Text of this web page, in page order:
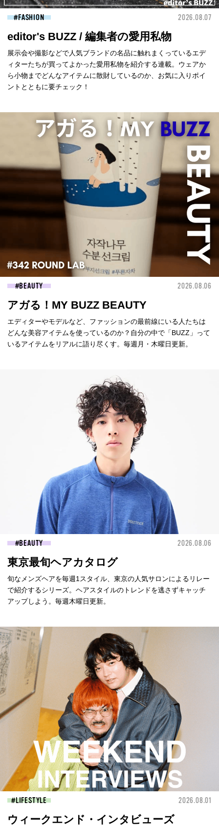
FASHION 2026.08.07
editor's BUZZ / 編集者の愛用私物
展示会や撮影などで人気ブランドの名品に触れまくっているエデ
ィターたちが買ってよかった愛用私物を紹介する連載。ウェアか
ら小物までどんなアイテムに散財しているのか、お気に入りポイ
ントとともに要チェック！
BEAUTY 2026.08.06
アガる！MY BUZZ BEAUTY
エディターやモデルなど、ファッションの最前線にいる人たちは
どんな美容アイテムを使っているのか？自分の中で「BUZZ」って
いるアイテムをリアルに語り尽くす。毎週月・木曜日更新。
BEAUTY 2026.08.06
東京最旬ヘアカタログ
旬なメンズヘアを毎週1スタイル、東京の人気サロンによるリレー
で紹介するシリーズ。ヘアスタイルのトレンドを逃さずキャッチ
アップしよう。毎週木曜日更新。
LIFESTYLE 2026.08.01
ウィークエンド・インタビューズ